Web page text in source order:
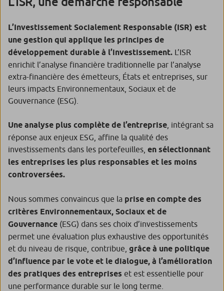
L’Investissement Socialement Responsable (ISR) est
une gestion qui applique les principes de
développement durable à l’investissement. L’ISR
enrichit l’analyse financière traditionnelle par l’analyse
extra-financière des émetteurs, États et entreprises, sur
leurs impacts Environnementaux, Sociaux et de
Gouvernance (ESG).
Une analyse plus complète de l’entreprise , intégrant sa
réponse aux enjeux ESG, affine la qualité des
investissements dans les portefeuilles, en sélectionnant
les entreprises les plus responsables et les moins
controversées.
Nous sommes convaincus que la prise en compte des
critères Environnementaux, Sociaux et de
Gouvernance (ESG) dans ses choix d’investissements
permet une évaluation plus exhaustive des opportunités
et du niveau de risque, contribue, grâce à une politique
d’influence par le vote et le dialogue, à l’amélioration
des pratiques des entreprises et est essentielle pour
une performance durable sur le long terme.